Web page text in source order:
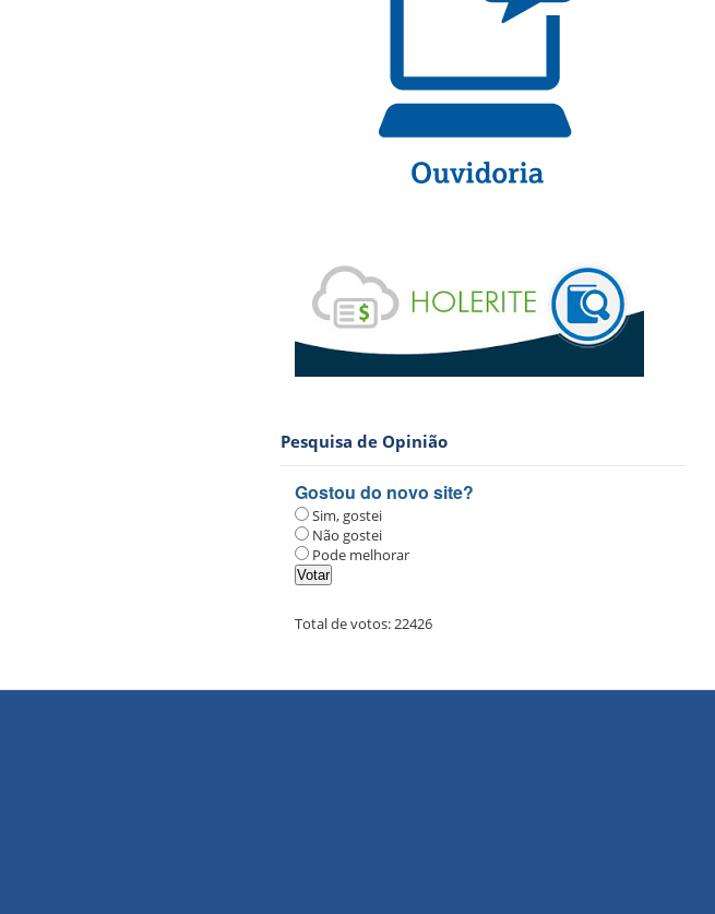
Pesquisa de Opinião
Gostou do novo site?
Sim, gostei
Não gostei
Pode melhorar
Total de votos:22426